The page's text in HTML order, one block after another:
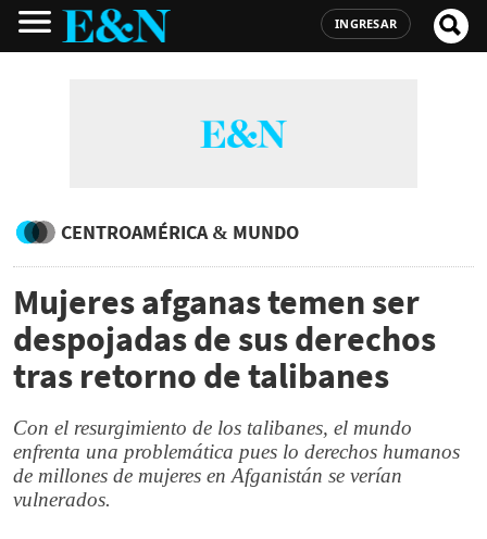
INGRESAR
CENTROAMÉRICA & MUNDO
Mujeres afganas temen ser
despojadas de sus derechos
tras retorno de talibanes
Con el resurgimiento de los talibanes, el mundo
enfrenta una problemática pues lo derechos humanos
de millones de mujeres en Afganistán se verían
vulnerados.